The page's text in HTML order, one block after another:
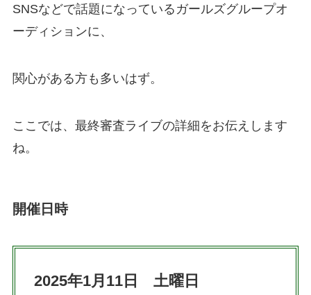
SNSなどで話題になっているガールズグループオ
ーディションに、
関心がある方も多いはず。
ここでは、最終審査ライブの詳細をお伝えします
ね。
開催日時
2025年1月11日 土曜日